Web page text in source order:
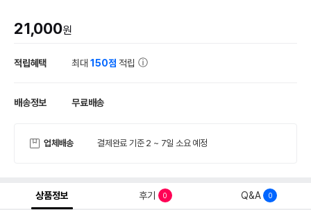
21,000원
적립혜택 최대150점 적립
배송정보 무료배송
업체배송 결제완료 기준 2 ~ 7일 소요 예정
상품정보 후기 0 Q&A 0